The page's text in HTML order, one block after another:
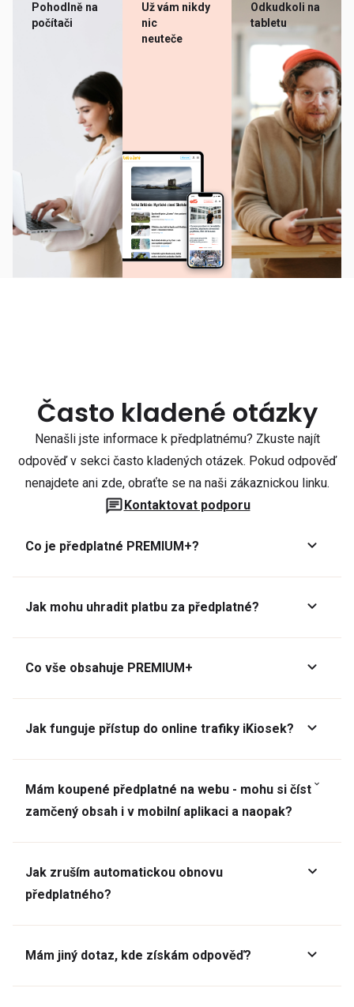
Pohodlně na
počítači
Už vám nikdy
nic
neuteče
Odkudkoli na
tabletu
Často kladené otázky
Nenašli jste informace k předplatnému? Zkuste najít
odpověď v sekci často kladených otázek. Pokud odpověď
nenajdete ani zde, obraťte se na naši zákaznickou linku.
Kontaktovat podporu
Co je předplatné PREMIUM+?
Jak mohu uhradit platbu za předplatné?
Co vše obsahuje PREMIUM+
Jak funguje přístup do online trafiky iKiosek?
Mám koupené předplatné na webu - mohu si číst
zamčený obsah i v mobilní aplikaci a naopak?
Jak zruším automatickou obnovu
předplatného?
Mám jiný dotaz, kde získám odpověď?